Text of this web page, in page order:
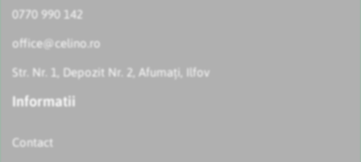
0770 990 142
office@celino.ro
Str. Nr. 1, Depozit Nr. 2, Afumați, Ilfov
Informatii
Contact